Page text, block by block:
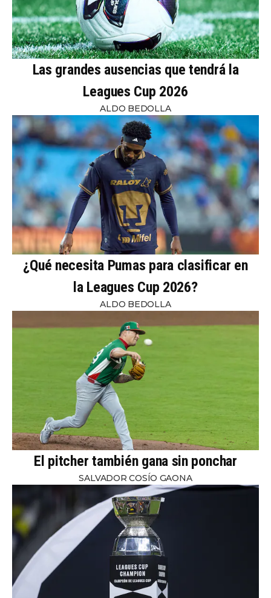
Las grandes ausencias que tendrá la
Leagues Cup 2026
ALDO BEDOLLA
¿Qué necesita Pumas para clasificar en
la Leagues Cup 2026?
ALDO BEDOLLA
El pitcher también gana sin ponchar
SALVADOR COSÍO GAONA